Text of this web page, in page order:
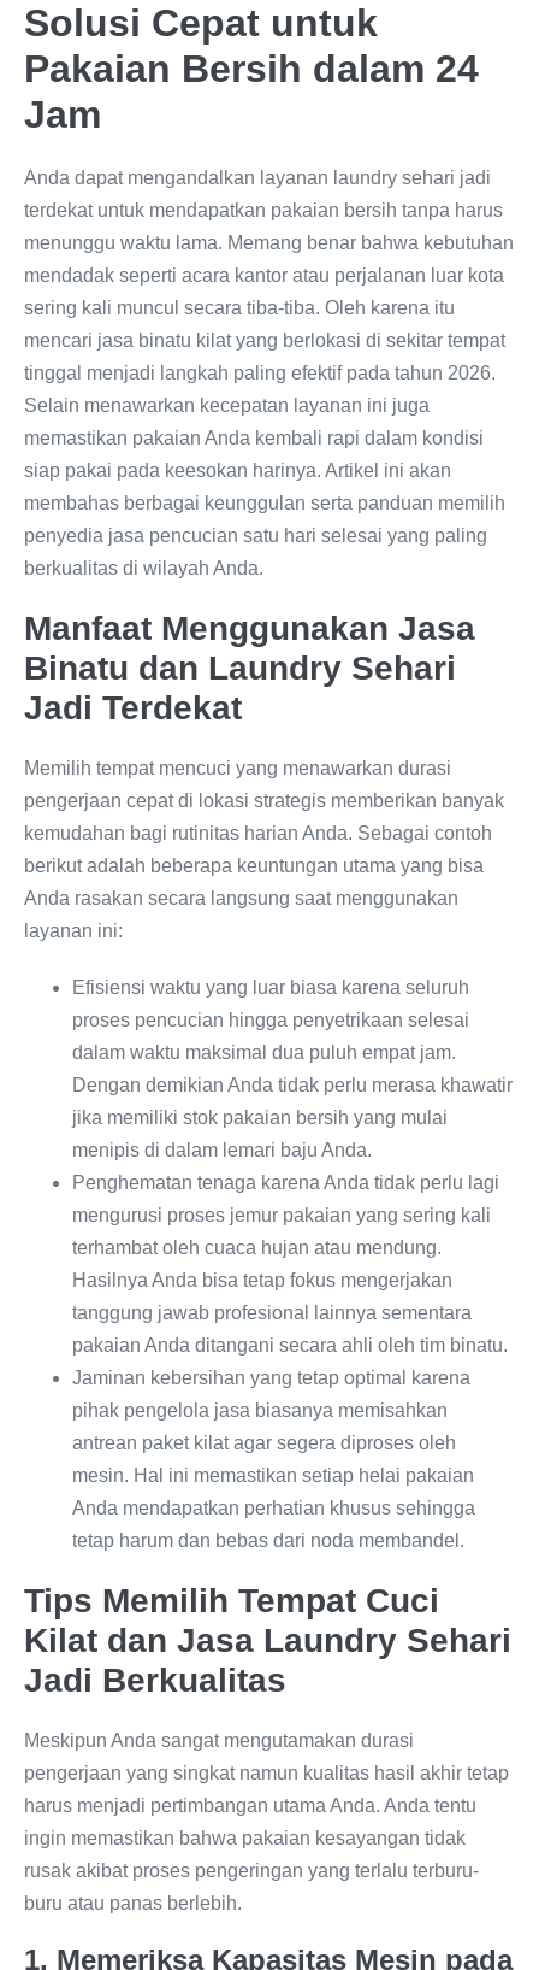
Solusi Cepat untuk
Pakaian Bersih dalam 24
Jam
Anda dapat mengandalkan layanan laundry sehari jadi
terdekat untuk mendapatkan pakaian bersih tanpa harus
menunggu waktu lama. Memang benar bahwa kebutuhan
mendadak seperti acara kantor atau perjalanan luar kota
sering kali muncul secara tiba-tiba. Oleh karena itu
mencari jasa binatu kilat yang berlokasi di sekitar tempat
tinggal menjadi langkah paling efektif pada tahun 2026.
Selain menawarkan kecepatan layanan ini juga
memastikan pakaian Anda kembali rapi dalam kondisi
siap pakai pada keesokan harinya. Artikel ini akan
membahas berbagai keunggulan serta panduan memilih
penyedia jasa pencucian satu hari selesai yang paling
berkualitas di wilayah Anda.
Manfaat Menggunakan Jasa
Binatu dan Laundry Sehari
Jadi Terdekat
Memilih tempat mencuci yang menawarkan durasi
pengerjaan cepat di lokasi strategis memberikan banyak
kemudahan bagi rutinitas harian Anda. Sebagai contoh
berikut adalah beberapa keuntungan utama yang bisa
Anda rasakan secara langsung saat menggunakan
layanan ini:
Efisiensi waktu yang luar biasa karena seluruh
proses pencucian hingga penyetrikaan selesai
dalam waktu maksimal dua puluh empat jam.
Dengan demikian Anda tidak perlu merasa khawatir
jika memiliki stok pakaian bersih yang mulai
menipis di dalam lemari baju Anda.
Penghematan tenaga karena Anda tidak perlu lagi
mengurusi proses jemur pakaian yang sering kali
terhambat oleh cuaca hujan atau mendung.
Hasilnya Anda bisa tetap fokus mengerjakan
tanggung jawab profesional lainnya sementara
pakaian Anda ditangani secara ahli oleh tim binatu.
Jaminan kebersihan yang tetap optimal karena
pihak pengelola jasa biasanya memisahkan
antrean paket kilat agar segera diproses oleh
mesin. Hal ini memastikan setiap helai pakaian
Anda mendapatkan perhatian khusus sehingga
tetap harum dan bebas dari noda membandel.
Tips Memilih Tempat Cuci
Kilat dan Jasa Laundry Sehari
Jadi Berkualitas
Meskipun Anda sangat mengutamakan durasi
pengerjaan yang singkat namun kualitas hasil akhir tetap
harus menjadi pertimbangan utama Anda. Anda tentu
ingin memastikan bahwa pakaian kesayangan tidak
rusak akibat proses pengeringan yang terlalu terburu-
buru atau panas berlebih.
1. Memeriksa Kapasitas Mesin pada